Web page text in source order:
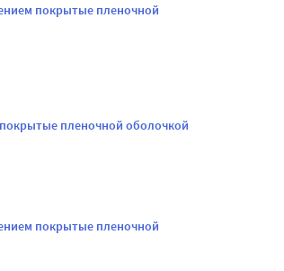
покрытые пленочной
пленочной оболочкой
покрытые пленочной